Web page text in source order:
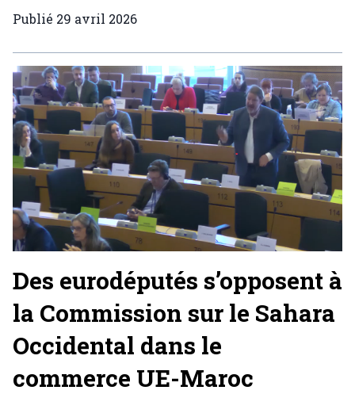
Publié 29 avril 2026
Des eurodéputés s’opposent à
la Commission sur le Sahara
Occidental dans le
commerce UE-Maroc